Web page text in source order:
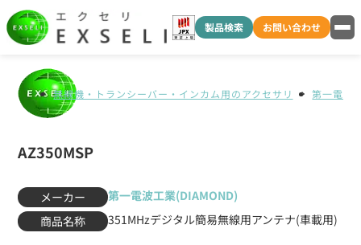
製品検索 お問い合わせ
無線機・トランシーバー・インカム用のアクセサリ 第一電波
AZ350MSP
メーカー
第一電波工業(DIAMOND)
商品名称
351MHzデジタル簡易無線用アンテナ(車載用)